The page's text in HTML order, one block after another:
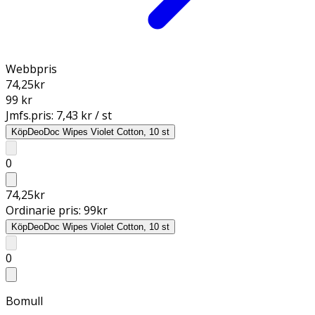
Webbpris
74,25kr
99 kr
Jmfs.pris: 7,43 kr / st
KöpDeoDoc Wipes Violet Cotton, 10 st
0
74,25kr
Ordinarie pris: 99kr
KöpDeoDoc Wipes Violet Cotton, 10 st
0
Bomull